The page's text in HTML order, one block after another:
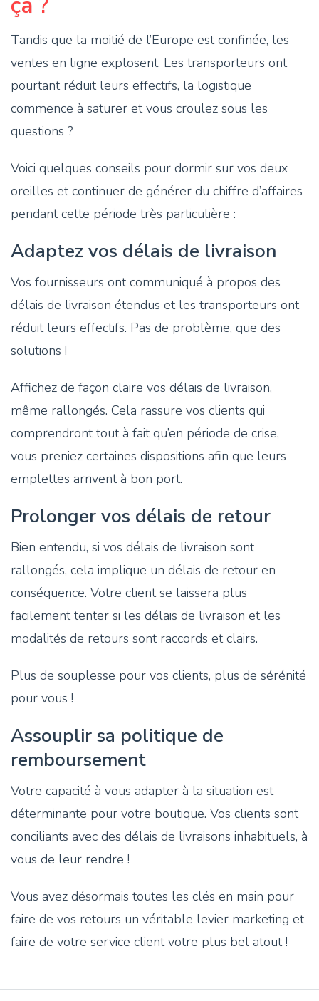
Tandis que la moitié de l’Europe est confinée, les
ventes en ligne explosent. Les transporteurs ont
pourtant réduit leurs effectifs, la logistique
commence à saturer et vous croulez sous les
questions ?
Voici quelques conseils pour dormir sur vos deux
oreilles et continuer de générer du chiffre d’affaires
pendant cette période très particulière :
Adaptez vos délais de livraison
Vos fournisseurs ont communiqué à propos des
délais de livraison étendus et les transporteurs ont
réduit leurs effectifs. Pas de problème, que des
solutions !
Affichez de façon claire vos délais de livraison,
même rallongés. Cela rassure vos clients qui
comprendront tout à fait qu’en période de crise,
vous preniez certaines dispositions afin que leurs
emplettes arrivent à bon port.
Prolonger vos délais de retour
Bien entendu, si vos délais de livraison sont
rallongés, cela implique un délais de retour en
conséquence. Votre client se laissera plus
facilement tenter si les délais de livraison et les
modalités de retours sont raccords et clairs.
Plus de souplesse pour vos clients, plus de sérénité
pour vous !
Assouplir sa politique de
remboursement
Votre capacité à vous adapter à la situation est
déterminante pour votre boutique. Vos clients sont
conciliants avec des délais de livraisons inhabituels, à
vous de leur rendre !
Vous avez désormais toutes les clés en main pour
faire de vos retours un véritable levier marketing et
faire de votre service client votre plus bel atout !